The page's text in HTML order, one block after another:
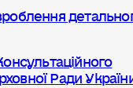
Ради